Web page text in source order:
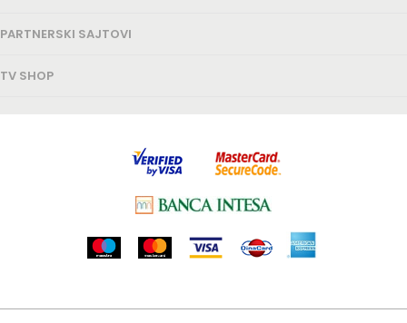
PARTNERSKI SAJTOVI
TV SHOP